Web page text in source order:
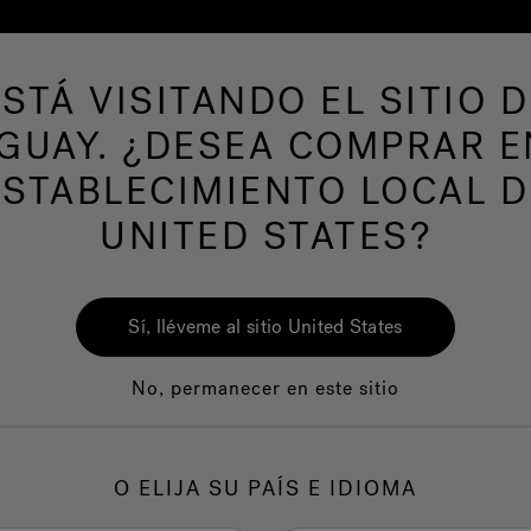
hidromasaje Más productos Nuestra
Servicio al
VISITANDO EL SITIO
¿DESEA COMPRAR
LOCAL
UNITED STATES?
Sí, lléveme al sitio United States
No, permanecer en este sitio
O ELIJA SU PAÍS E IDIOMA